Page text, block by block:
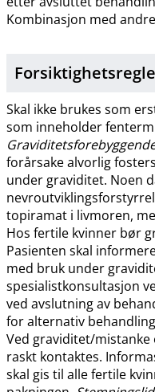
Kombinasjon med
Skal ikke brukes som
som inneholder
forårsake alvorlig
under graviditet. Noen
topiramat i livmoren,
Hos fertile kvinner bør
Pasienten skal
med bruk under
spesialistkonsultasjon
ved avslutning av
for alternativ
Ved graviditet​/​
raskt kontaktes.
skal gis til alle fertile